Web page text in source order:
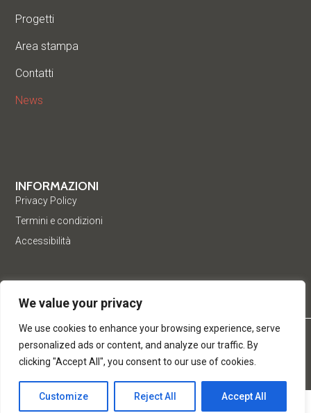
We value your privacy
We use cookies to enhance your browsing experience, serve
personalized ads or content, and analyze our traffic. By
clicking "Accept All", you consent to our use of cookies.
Customize Reject All Accept All
Progetti
Area stampa
Contatti
News
INFORMAZIONI
Privacy Policy
Termini e condizioni
Accessibilità
© Acea Pinerolese Industriale S.p.a. – Tutti i diritti riservati. Via
Vigone 42 - 10064 Pinerolo - P. Iva e Registro delle imprese di
Torino 05059960012 - Capitale Sociale